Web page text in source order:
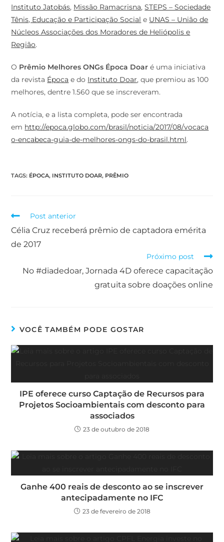
Instituto Jatobás, Missão Ramacrisna,STEPS – Sociedade
Tênis, Educação e Participação Social e UNAS – União de
Núcleos Associações dos Moradores de Heliópolis e
Região.
O Prêmio Melhores ONGs Época Doar é uma iniciativa
da revista Época e do Instituto Doar, que premiou as 100
melhores, dentre 1.560 que se inscreveram.
A notícia, e a lista completa, pode ser encontrada
em http://epoca.globo.com/brasil/noticia/2017/08/vocaca
o-encabeca-guia-de-melhores-ongs-do-brasil.html.
TAGS: ÉPOCA, INSTITUTO DOAR, PRÊMIO
Post anterior
Célia Cruz receberá prêmio de captadora emérita
de 2017
Próximo post
No #diadedoar, Jornada 4D oferece capacitação
gratuita sobre doações online
VOCÊ TAMBÉM PODE GOSTAR
IPE oferece curso Captação de Recursos para
Projetos Socioambientais com desconto para
associados
23 de outubro de 2018
Ganhe 400 reais de desconto ao se inscrever
antecipadamente no IFC
23 de fevereiro de 2018